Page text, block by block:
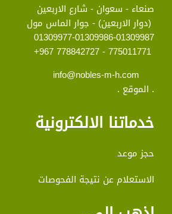
صنعاء - سعوان - شارع الاربعين
(دوار الاربعين) - جوار الماس مول
01309977-01309986-01309987
info@nobles-m-h.com
. الموقع .
خدماتنا الالكترونية
حجز موعد
الاستعلام عن نتيجة الفحوصات